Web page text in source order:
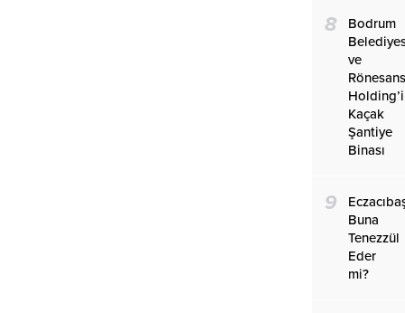
8
Bodrum
ve
Kaçak
Şantiye
Binası
9
Buna
Tenezzül
Eder
mi?